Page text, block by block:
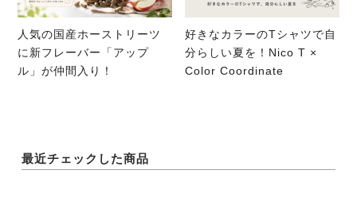
人気の国産ホーストリーツ
に新フレーバー「アップ
ル」が仲間入り！
好きなカラーのTシャツで自
分らしい夏を！Nico T ×
Color Coordinate
最近チェックした商品